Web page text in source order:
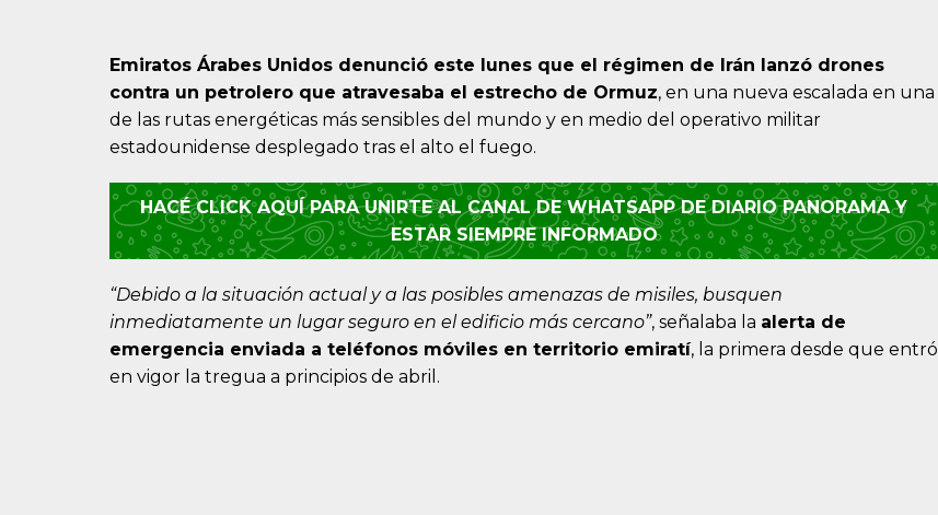
Emiratos Árabes Unidos denunció este lunes que el régimen de Irán lanzó drones
contra un petrolero que atravesaba el estrecho de Ormuz, en una nueva escalada en una
de las rutas energéticas más sensibles del mundo y en medio del operativo militar
estadounidense desplegado tras el alto el fuego.
HACÉ CLICK AQUÍ PARA UNIRTE AL CANAL DE WHATSAPP DE DIARIO PANORAMA Y
ESTAR SIEMPRE INFORMADO
“Debido a la situación actual y a las posibles amenazas de misiles, busquen
inmediatamente un lugar seguro en el edificio más cercano”, señalaba la alerta de
emergencia enviada a teléfonos móviles en territorio emiratí, la primera desde que entró
en vigor la tregua a principios de abril.